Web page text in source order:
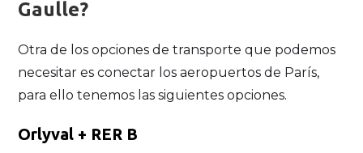
Gaulle?
Otra de los opciones de transporte que podemos
necesitar es conectar los aeropuertos de París,
para ello tenemos las siguientes opciones.
Orlyval + RER B